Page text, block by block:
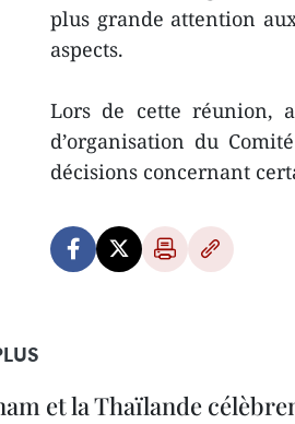
plus grande attention
aspects.
Lors de cette réunion,
d’organisation du
décisions concernant
et la Thaïlande